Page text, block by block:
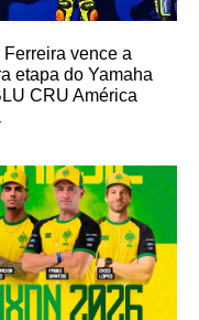
Ferreira vence a
etapa do Yamaha
CRU América